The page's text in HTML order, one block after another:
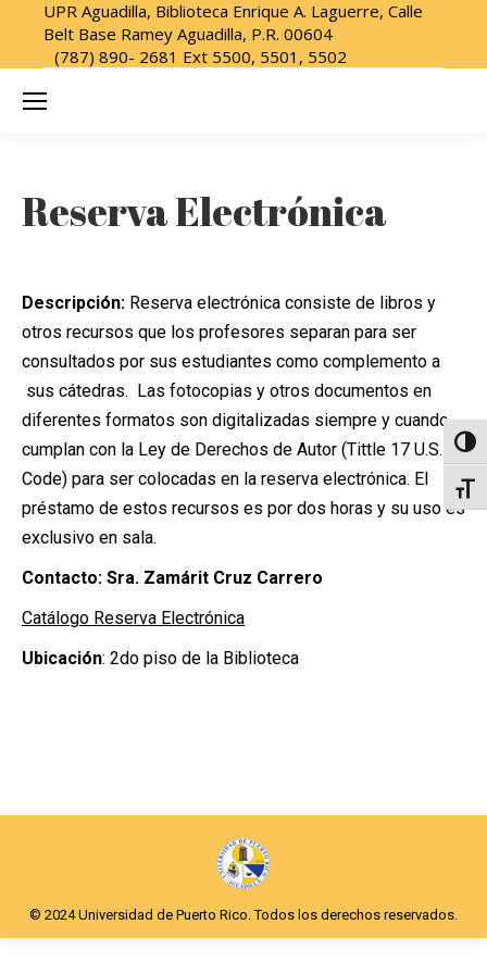
UPR Aguadilla, Biblioteca Enrique A. Laguerre, Calle
Belt Base Ramey Aguadilla, P.R. 00604
(787) 890- 2681 Ext 5500, 5501, 5502
Reserva Electrónica
Descripción: Reserva electrónica consiste de libros y
otros recursos que los profesores separan para ser
consultados por sus estudiantes como complemento a
sus cátedras. Las fotocopias y otros documentos en
diferentes formatos son digitalizadas siempre y cuando
cumplan con la Ley de Derechos de Autor (Tittle 17 U.S.
Code) para ser colocadas en la reserva electrónica. El
préstamo de estos recursos es por dos horas y su uso es
exclusivo en sala.
Contacto: Sra. Zamárit Cruz Carrero
Catálogo Reserva Electrónica
Ubicación: 2do piso de la Biblioteca
© 2024 Universidad de Puerto Rico. Todos los derechos reservados.